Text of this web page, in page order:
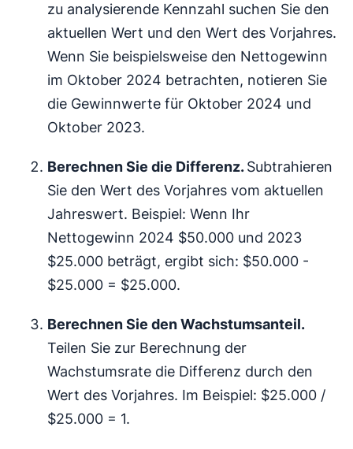
zu analysierende Kennzahl suchen Sie den
aktuellen Wert und den Wert des Vorjahres.
Wenn Sie beispielsweise den Nettogewinn
im Oktober 2024 betrachten, notieren Sie
die Gewinnwerte für Oktober 2024 und
Oktober 2023.
Berechnen Sie die Differenz.Subtrahieren
Sie den Wert des Vorjahres vom aktuellen
Jahreswert. Beispiel: Wenn Ihr
Nettogewinn 2024 $50.000 und 2023
$25.000 beträgt, ergibt sich: $50.000 -
$25.000 = $25.000.
Berechnen Sie den Wachstumsanteil.
Teilen Sie zur Berechnung der
Wachstumsrate die Differenz durch den
Wert des Vorjahres. Im Beispiel: $25.000 /
$25.000 = 1.